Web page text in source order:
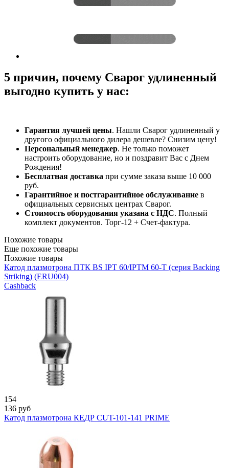
5 причин, почему Сварог удлиненный
выгодно купить у нас:
Гарантия лучшей цены. Нашли Сварог удлиненный у
другого официального дилера дешевле? Снизим цену!
Персональный менеджер. Не только поможет
настроить оборудование, но и поздравит Вас с Днем
Рождения!
Бесплатная доставка при сумме заказа выше 10 000
руб.
Гарантийное и постгарантийное обслуживание в
официальных сервисных центрах Сварог.
Стоимость оборудования указана с НДС. Полный
комплект документов. Торг-12 + Счет-фактура.​
Похожие товары
Еще похожие товары
Похожие товары
Катод плазмотрона ПТК BS IPT 60/IPTM 60-T (серия Backing
Striking) (ERU004)
Cashback
154
136 руб
Катод плазмотрона КЕДР CUT-101-141 PRIME